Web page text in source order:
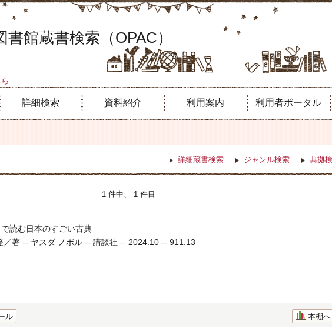
書館蔵書検索（OPAC）
詳細検索 資料紹介 利用案内 利用者ポータル
詳細蔵書検索 ジャンル検索 典拠
1 件中、 1 件目
で読む日本のすごい古典
／著 -- ヤスダ ノボル -- 講談社 -- 2024.10 -- 911.13
ル 本棚へ